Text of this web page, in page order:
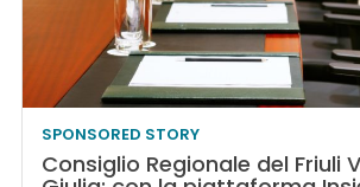
SPONSORED STORY
Consiglio Regionale del Friuli